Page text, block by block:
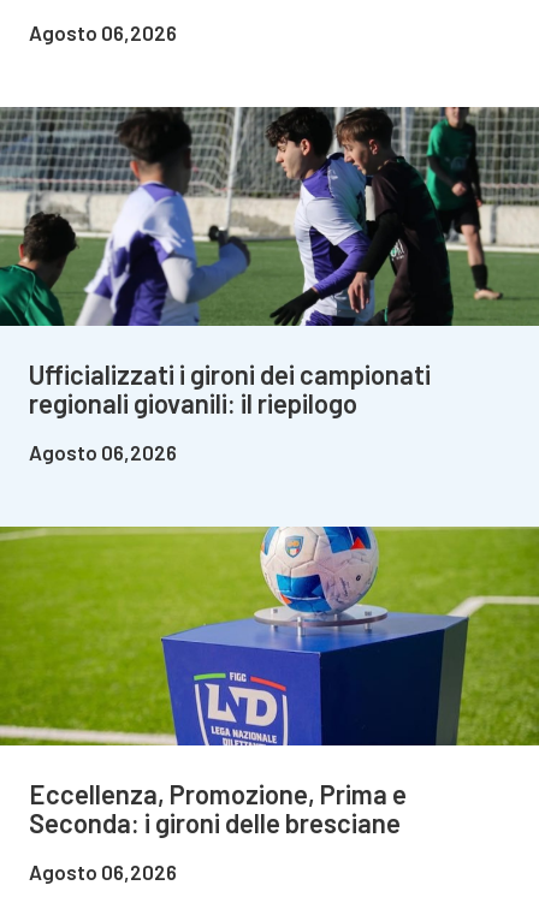
Agosto 06,2026
Ufficializzati i gironi dei campionati
regionali giovanili: il riepilogo
Agosto 06,2026
Eccellenza, Promozione, Prima e
Seconda: i gironi delle bresciane
Agosto 06,2026